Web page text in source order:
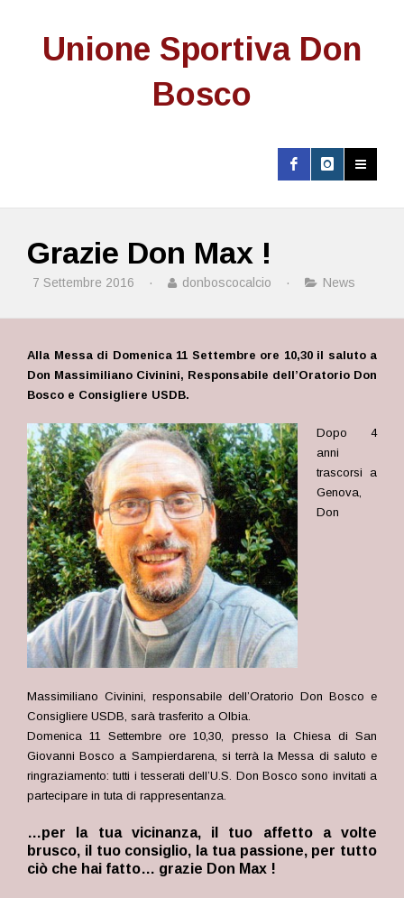
Unione Sportiva Don
Bosco
Grazie Don Max !
7 Settembre 2016 · donboscocalcio · News
Alla Messa di Domenica 11 Settembre ore 10,30 il saluto a
Don Massimiliano Civinini, Responsabile dell’Oratorio Don
Bosco e Consigliere USDB.
Dopo 4
anni
trascorsi a
Genova,
Don
Massimiliano Civinini, responsabile dell’Oratorio Don Bosco e
Consigliere USDB, sarà trasferito a Olbia.
Domenica 11 Settembre ore 10,30, presso la Chiesa di San
Giovanni Bosco a Sampierdarena, si terrà la Messa di saluto e
ringraziamento: tutti i tesserati dell’U.S. Don Bosco sono invitati a
partecipare in tuta di rappresentanza.
…per la tua vicinanza, il tuo affetto a volte
brusco, il tuo consiglio, la tua passione, per tutto
ciò che hai fatto… grazie Don Max !